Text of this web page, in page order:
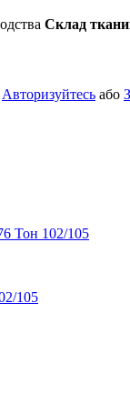
Склад
Авторизуйтесь або
105